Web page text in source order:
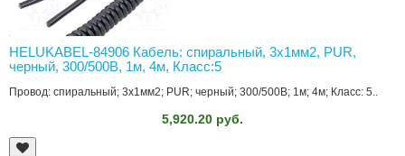
HELUKABEL-84906 Кабель: спиральный, 3x1мм2, PUR,
черный, 300/500В, 1м, 4м, Класс:5
Провод: спиральный; 3x1мм2; PUR; черный; 300/500В; 1м; 4м; Класс: 5..
5,920.20 руб.